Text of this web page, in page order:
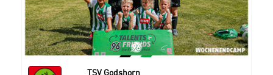
TSV Godshorn